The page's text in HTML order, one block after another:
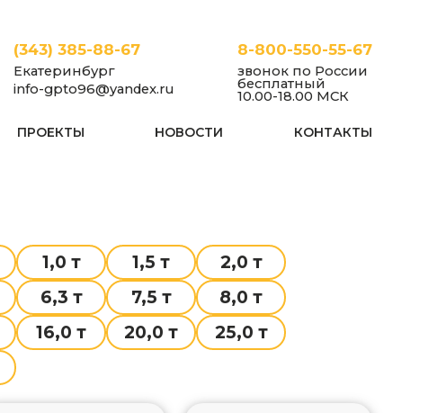
(343) 385-88-67
Екатеринбург
info-gpto96@yandex.ru
8-800-550-55-67
звонок по России
бесплатный
10.00-18.00 МСК
ПРОЕКТЫ НОВОСТИ КОНТАКТЫ
1,0 т 1,5 т
2,0 т
6,3 т 7,5 т
8,0 т
16,0 т 20,0 т
25,0 т